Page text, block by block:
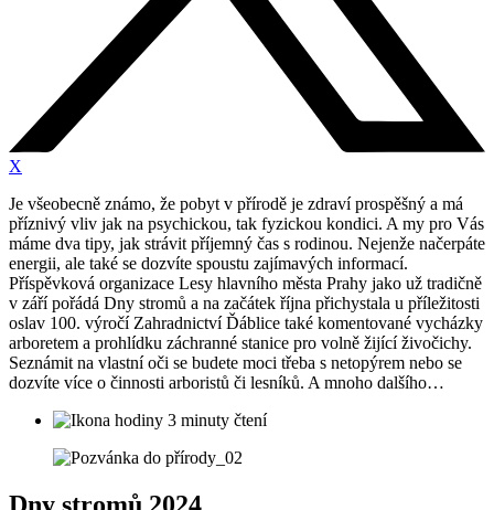
X
Je všeobecně známo, že pobyt v přírodě je zdraví prospěšný a má
příznivý vliv jak na psychickou, tak fyzickou kondici. A my pro Vás
máme dva tipy, jak strávit příjemný čas s rodinou. Nejenže načerpáte
energii, ale také se dozvíte spoustu zajímavých informací.
Příspěvková organizace Lesy hlavního města Prahy jako už tradičně
v září pořádá Dny stromů a na začátek října přichystala u příležitosti
oslav 100. výročí Zahradnictví Ďáblice také komentované vycházky
arboretem a prohlídku záchranné stanice pro volně žijící živočichy.
Seznámit na vlastní oči se budete moci třeba s netopýrem nebo se
dozvíte více o činnosti arboristů či lesníků. A mnoho dalšího…
3 minuty čtení